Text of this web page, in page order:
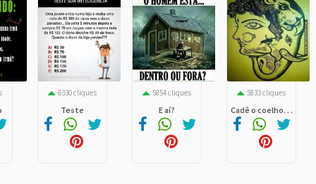
6330 cliques
Teste
5854 cliques
E aí?
5833 cliques
Cadê o coelho. . .